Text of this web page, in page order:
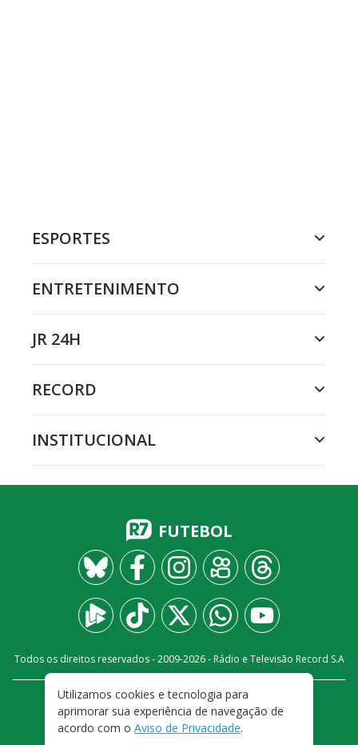
ESPORTES
ENTRETENIMENTO
JR 24H
RECORD
INSTITUCIONAL
FUTEBOL
Todos os direitos reservados - 2009-2026- Rádio e Televisão Record S.A
FALE CONOSCO
PRIVACIDADE
TERMOS E CONDIÇÕES DE USO
Utilizamos cookies e tecnologia para
aprimorar sua experiência de navegação de
acordo com o Aviso de Privacidade.